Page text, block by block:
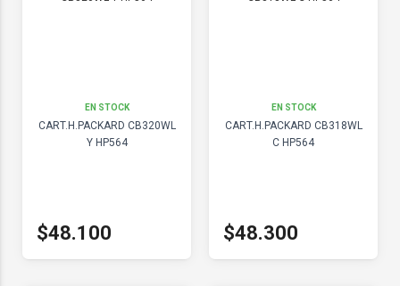
EN STOCK
CART.H.PACKARD CB320WL
Y HP564
$48.100
EN STOCK
CART.H.PACKARD CB318WL
C HP564
$48.300